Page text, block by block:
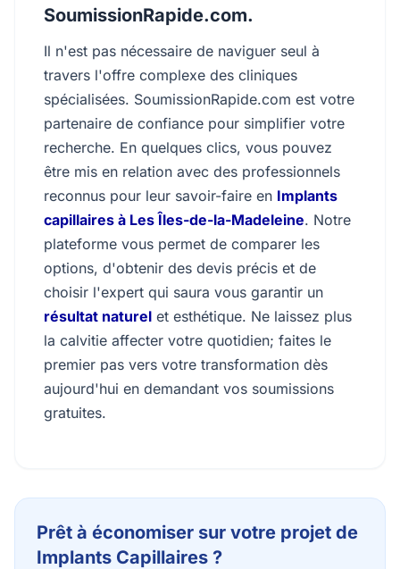
SoumissionRapide.com.
Il n'est pas nécessaire de naviguer seul à
travers l'offre complexe des cliniques
spécialisées. SoumissionRapide.com est votre
partenaire de confiance pour simplifier votre
recherche. En quelques clics, vous pouvez
être mis en relation avec des professionnels
reconnus pour leur savoir-faire en Implants
capillaires à Les Îles-de-la-Madeleine. Notre
plateforme vous permet de comparer les
options, d'obtenir des devis précis et de
choisir l'expert qui saura vous garantir un
résultat naturel et esthétique. Ne laissez plus
la calvitie affecter votre quotidien; faites le
premier pas vers votre transformation dès
aujourd'hui en demandant vos soumissions
gratuites.
Prêt à économiser sur votre projet de
Implants Capillaires ?